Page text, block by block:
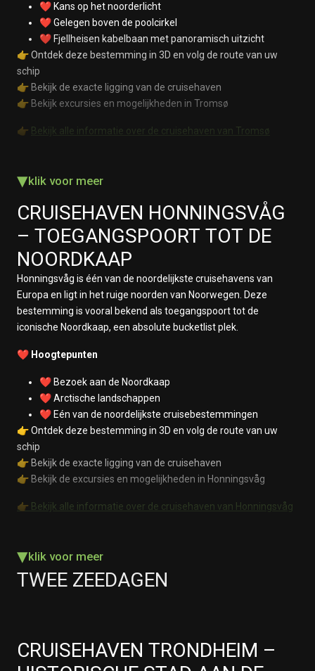
❤️ Kans op het noorderlicht
❤️ Gelegen boven de poolcirkel
❤️ Fjellheisen kabelbaan met panoramisch uitzicht
👉 Ontdek deze bestemming in 3D en volg de route van uw
schip
👉 Bekijk de exacte ligging van de cruisehaven
👉 Bekijk excursies en mogelijkheden in Tromsø
👉 Bekijk alle informatie over de cruisehaven van Tromsø
▾klik voor meer
CRUISEHAVEN HONNINGSVÅG
– TOEGANGSPOORT TOT DE
NOORDKAAP
Honningsvåg is één van de noordelijkste cruisehavens van
Europa en ligt in het ruige noorden van Noorwegen. Deze
bestemming is vooral bekend als toegangspoort tot de
iconische Noordkaap, een absolute bucketlist plek.
❤️ Hoogtepunten
❤️ Bezoek aan de Noordkaap
❤️ Arctische landschappen
❤️ Eén van de noordelijkste cruisebestemmingen
👉 Ontdek deze bestemming in 3D en volg de route van uw
schip
👉 Bekijk de exacte ligging van de cruisehaven
👉 Bekijk de excursies en mogelijkheden in Honningsvåg
👉 Bekijk alle informatie over de cruisehaven van Honningsvåg
▾klik voor meer
TWEE ZEEDAGEN
CRUISEHAVEN TRONDHEIM –